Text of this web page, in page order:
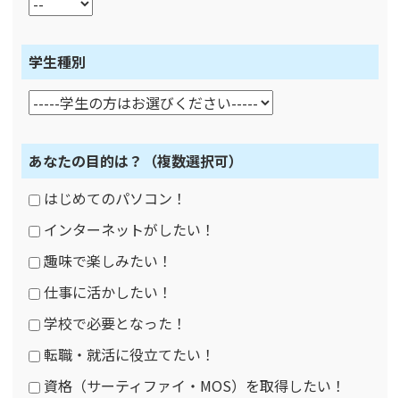
学生種別
あなたの目的は？
（複数選択可）
はじめてのパソコン！
インターネットがしたい！
趣味で楽しみたい！
仕事に活かしたい！
学校で必要となった！
転職・就活に役立てたい！
資格（サーティファイ・MOS）を取得したい！